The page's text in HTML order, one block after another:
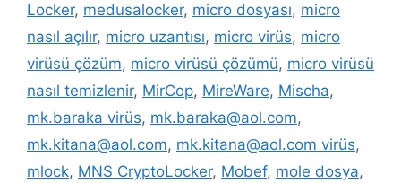
Locker, medusalocker, micro dosyası, micro
nasıl açılır, micro uzantısı, micro virüs, micro
virüsü çözüm, micro virüsü çözümü, micro virüsü
nasıl temizlenir, MirCop, MireWare, Mischa,
mk.baraka virüs, mk.baraka@aol.com,
mk.kitana@aol.com, mk.kitana@aol.com virüs,
mlock, MNS CryptoLocker, Mobef, mole dosya,